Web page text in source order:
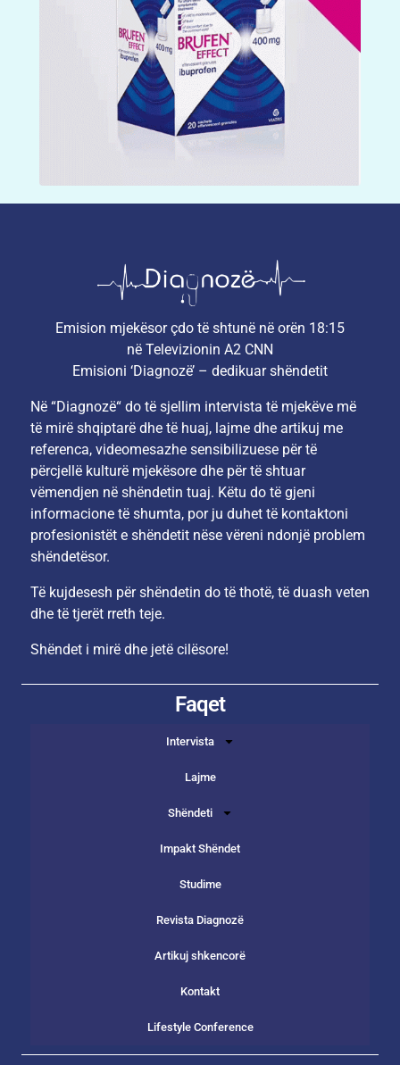
Emision mjekësor çdo të shtunë në orën 18:15
në Televizionin A2 CNN
Emisioni ‘Diagnozë’ – dedikuar shëndetit
Në “Diagnozë“ do të sjellim intervista të mjekëve më
të mirë shqiptarë dhe të huaj, lajme dhe artikuj me
referenca, videomesazhe sensibilizuese për të
përcjellë kulturë mjekësore dhe për të shtuar
vëmendjen në shëndetin tuaj. Këtu do të gjeni
informacione të shumta, por ju duhet të kontaktoni
profesionistët e shëndetit nëse vëreni ndonjë problem
shëndetësor.
Të kujdesesh për shëndetin do të thotë, të duash veten
dhe të tjerët rreth teje.
Shëndet i mirë dhe jetë cilësore!
Faqet
Intervista
Lajme
Shëndeti
Impakt Shëndet
Studime
Revista Diagnozë
Artikuj shkencorë
Kontakt
Lifestyle Conference